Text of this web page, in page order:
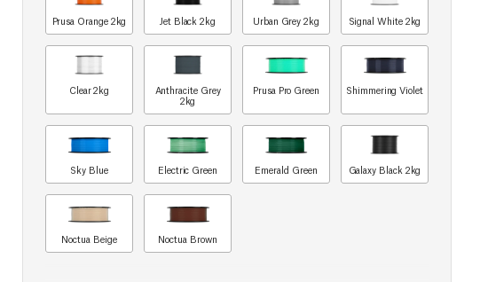
Prusa Orange 2kg Jet Black 2kg Urban Grey 2kg Signal White 2kg
Clear 2kg
Anthracite Grey
2kg
Prusa Pro Green Shimmering Violet
Sky Blue Electric Green Emerald Green Galaxy Black 2kg
Noctua Beige Noctua Brown